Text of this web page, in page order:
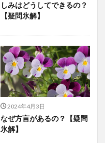
しみはどうしてできるの？
【疑問氷解】
2024年4月3日
なぜ方言があるの？【疑問
氷解】